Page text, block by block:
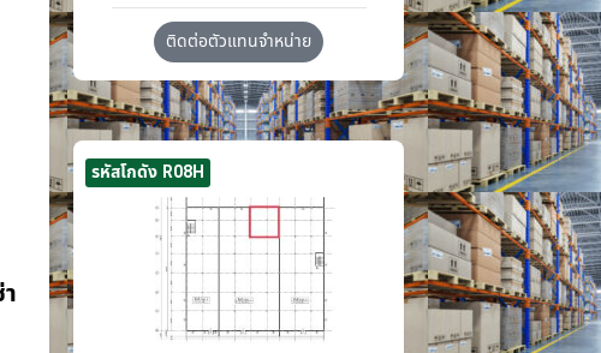
ติดต่อตัวแทนจำหน่าย
รหัสโกดัง R08H